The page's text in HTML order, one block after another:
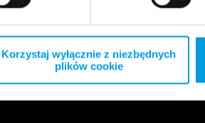
Korzystaj wyłącznie z niezbędnych
plików cookie